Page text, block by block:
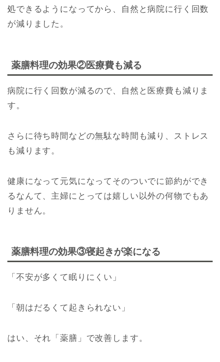
処できるようになってから、自然と病院に行く回数
が減りました。
薬膳料理の効果②医療費も減る
病院に行く回数が減るので、自然と医療費も減りま
す。
さらに待ち時間などの無駄な時間も減り、ストレス
も減ります。
健康になって元気になってそのついでに節約ができ
るなんて、主婦にとっては嬉しい以外の何物でもあ
りません。
薬膳料理の効果③寝起きが楽になる
「不安が多くて眠りにくい」
「朝はだるくて起きられない」
はい、それ「薬膳」で改善します。